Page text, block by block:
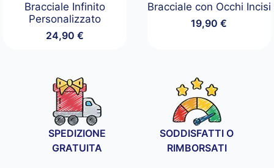
Bracciale Infinito
Personalizzato
24,90€
Bracciale con Occhi Incisi
19,90€
SPEDIZIONE
GRATUITA
SODDISFATTI O
RIMBORSATI